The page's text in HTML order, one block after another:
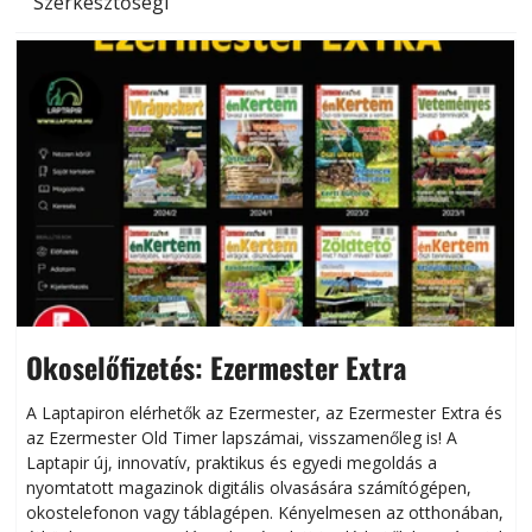
Okoselőfizetés: Ezermester Extra
A Laptapiron elérhetők az Ezermester, az Ezermester Extra és
az Ezermester Old Timer lapszámai, visszamenőleg is! A
Laptapir új, innovatív, praktikus és egyedi megoldás a
nyomtatott magazinok digitális olvasására számítógépen,
okostelefonon vagy táblagépen. Kényelmesen az otthonában,